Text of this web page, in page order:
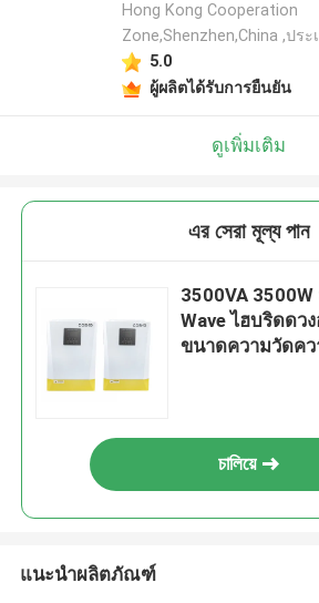
Hong Kong Cooperation
Zone,Shenzhen,China ,ประ
5.0
ผู้ผลิตได้รับการยืนยัน
ดูเพิ่มเติม
এর সেরা মূল্য পান
3500VA 3500W
Wave ไฮบริดดว
ขนาดความวัดค
চালিয়ে
แนะนำผลิตภัณฑ์